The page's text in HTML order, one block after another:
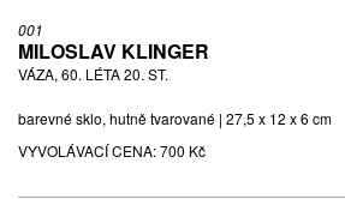
001
MILOSLAV KLINGER
VÁZA, 60. LÉTA 20. ST.
barevné sklo, hutně tvarované | 27,5 x 12 x 6 cm
VYVOLÁVACÍ CENA:700 Kč